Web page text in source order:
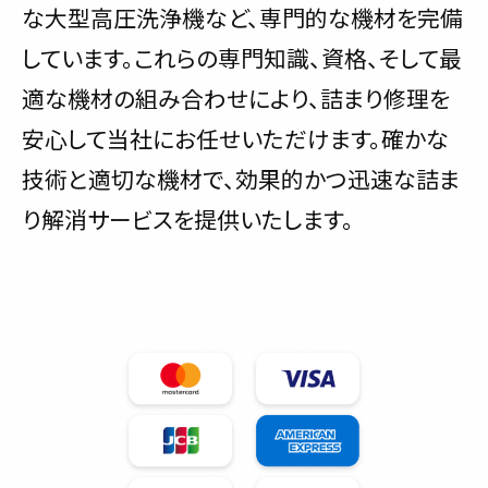
な大型高圧洗浄機など、専門的な機材を完備
しています。これらの専門知識、資格、そして最
適な機材の組み合わせにより、詰まり修理を
安心して当社にお任せいただけます。確かな
技術と適切な機材で、効果的かつ迅速な詰ま
り解消サービスを提供いたします。